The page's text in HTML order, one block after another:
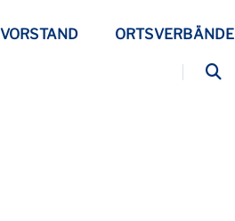
VORSTAND ORTSVERBÄNDE